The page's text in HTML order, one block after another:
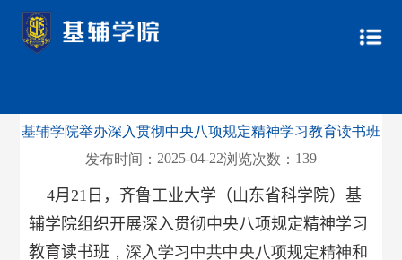
基辅学院举办深入贯彻中央八项规定精神学习教育读书班
发布时间： 2025-04-22浏览次数： 139
4月21 日，齐鲁工业大学（山东省科学院）基
辅学院组织开展深入贯彻中央八项规定精神学习
教育读书班 ，深入学习中共中央八项规定精神和